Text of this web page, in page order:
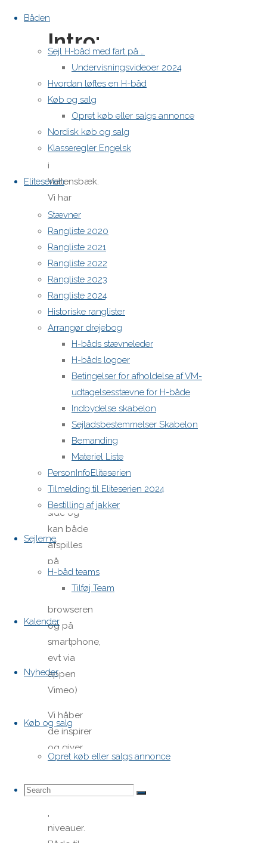
Båden
Sejl H-båd med fart på …
Undervisningsvideoer 2024
Hvordan løftes en H-båd
Køb og salg
Opret køb eller salgs annonce
Nordisk køb og salg
Klasseregler Engelsk
Eliteserien
Stævner
Rangliste 2020
Rangliste 2021
Rangliste 2022
Rangliste 2023
Rangliste 2024
Historiske ranglister
Arrangør drejebog
H-båds stævneleder
H-båds logoer
Betingelser for afholdelse af VM-
udtagelsesstævne for H-både
Indbydelse skabelon
Sejladsbestemmelser Skabelon
Bemanding
Materiel Liste
PersonInfoEliteserien
Tilmelding til Eliteserien 2024
Bestilling af jakker
Sejlerne
H-båd teams
Tilføj Team
Kalender
Nyheder
Køb og salg
Opret køb eller salgs annonce
Search
Search
Search
Intro:
D. 14 Maj
holder vi
H-båds
Clinic
(træningslejr)
i
Vallensbæk.
Vi har
forberedt
3 intro
videoer,
hvor vi
graver lidt
ned i 3
emner,
som vi har
udvalgt,
vil beskæftige
os med
ved selv
træningen.
(Videoerne
finder I
nederst
på denne
side og
kan både
afspilles
på
computer
direkte i
browseren
og på
smartphone,
evt via
appen
Vimeo)
Vi håber
de inspirer
og giver
jer gode
besætninger
niveauer.